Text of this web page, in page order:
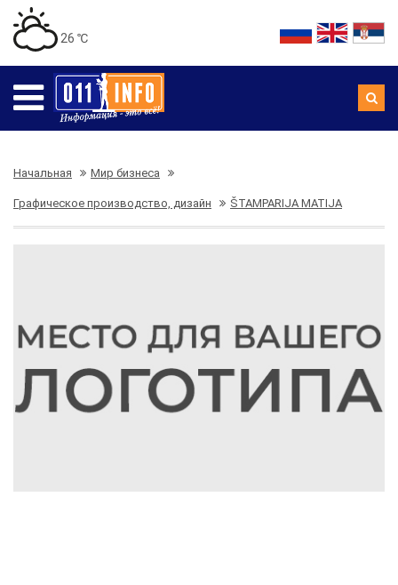
26 ℃
Начальная Мир бизнеса
Графическое производство, дизайн ŠTAMPARIJA MATIJA